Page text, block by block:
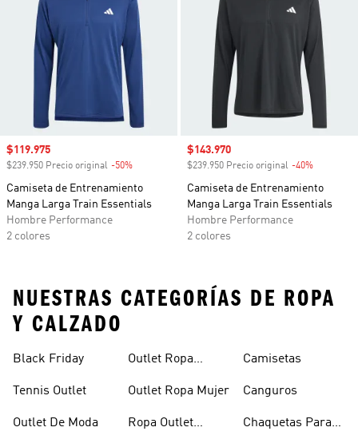
Precio de venta
$119.975
$239.950 Precio original -50%
Camiseta de Entrenamiento
Manga Larga Train Essentials
Hombre Performance
2 colores
Precio de venta
$143.970
$239.950 Precio original -40%
Camiseta de Entrenamiento
Manga Larga Train Essentials
Hombre Performance
2 colores
NUESTRAS CATEGORÍAS DE ROPA
Y CALZADO
Black Friday
Tennis Outlet
Outlet De Moda
Outlet Ropa
Outlet Ropa Mujer
Ropa Outlet
Camisetas
Canguros
Chaquetas Para